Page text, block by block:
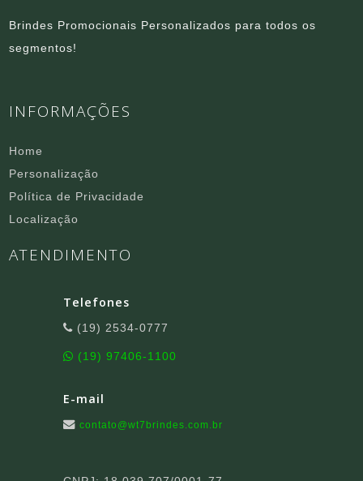
Brindes Promocionais Personalizados para todos os
segmentos!
INFORMAÇÕES
Home
Personalização
Política de Privacidade
Localização
ATENDIMENTO
Telefones
(19) 2534-0777
(19) 97406-1100
E-mail
contato@wt7brindes.com.br